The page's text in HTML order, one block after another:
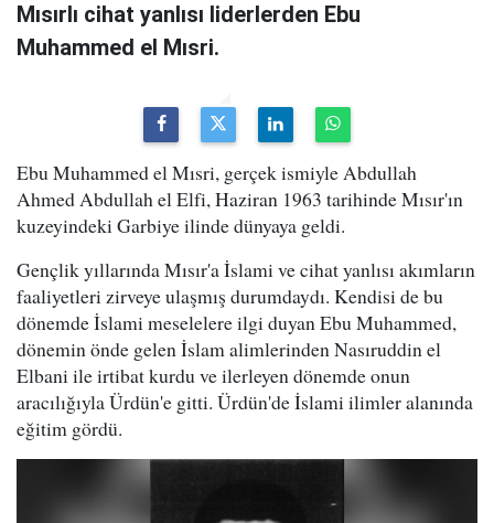
Mısırlı cihat yanlısı liderlerden Ebu
Muhammed el Mısri.
Ebu Muhammed el Mısri, gerçek ismiyle Abdullah
Ahmed Abdullah el Elfi, Haziran 1963 tarihinde Mısır'ın
kuzeyindeki Garbiye ilinde dünyaya geldi.
Gençlik yıllarında Mısır'a İslami ve cihat yanlısı akımların
faaliyetleri zirveye ulaşmış durumdaydı. Kendisi de bu
dönemde İslami meselelere ilgi duyan Ebu Muhammed,
dönemin önde gelen İslam alimlerinden Nasıruddin el
Elbani ile irtibat kurdu ve ilerleyen dönemde onun
aracılığıyla Ürdün'e gitti. Ürdün'de İslami ilimler alanında
eğitim gördü.